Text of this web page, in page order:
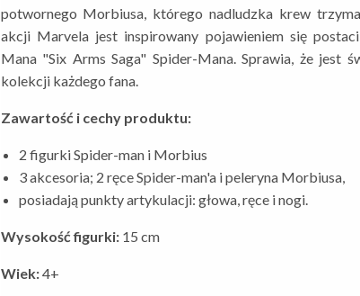
potwornego Morbiusa, którego nadludzka krew
akcji Marvela jest inspirowany pojawieniem się
Mana "Six Arms Saga" Spider-Mana. Sprawia, że jest
kolekcji każdego fana.
Zawartość i cechy produktu:
2 figurki Spider-man i Morbius
3 akcesoria; 2 ręce Spider-man'a i peleryna Morbiusa,
posiadają punkty artykulacji: głowa, ręce i nogi.
Wysokość figurki:15 cm
Wiek:4+